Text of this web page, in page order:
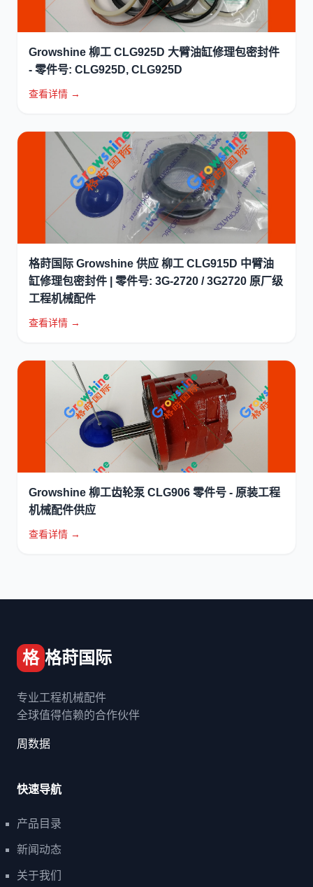
Growshine 柳工 CLG925D 大臂油缸修理包密封件
- 零件号: CLG925D, CLG925D
查看详情 →
格莳国际 Growshine 供应 柳工 CLG915D 中臂油
缸修理包密封件 | 零件号: 3G-2720 / 3G2720 原厂级
工程机械配件
查看详情 →
Growshine 柳工齿轮泵 CLG906 零件号 - 原装工程
机械配件供应
查看详情 →
格 格莳国际
专业工程机械配件
全球值得信赖的合作伙伴
周数据
快速导航
产品目录
新闻动态
关于我们